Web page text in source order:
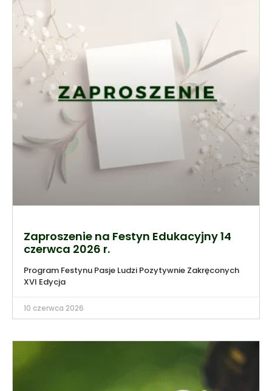
Zaproszenie na Festyn Edukacyjny 14
czerwca 2026 r.
Program Festynu Pasje Ludzi Pozytywnie Zakręconych
XVI Edycja
10 czerwca 2026